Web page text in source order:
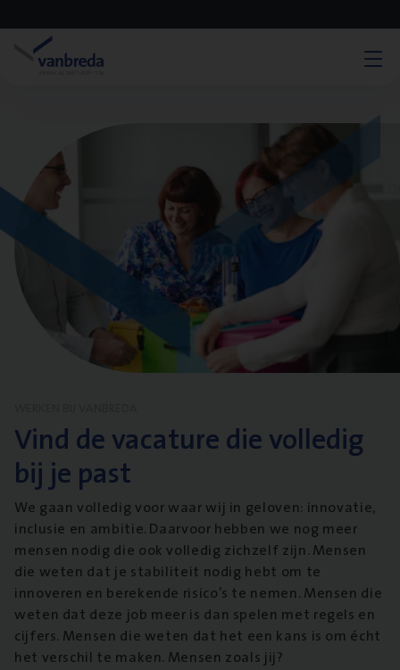
Vind de vacature die volledig
bij je past
We gaan volledig voor waar wij in geloven: innovatie,
inclusie en ambitie. Daarvoor hebben we nog meer
mensen nodig die ook volledig zichzelf zijn. Mensen
die weten dat je stabiliteit nodig hebt om te
innoveren en berekende risico’s te nemen. Mensen die
weten dat deze job meer is dan spelen met regels en
cijfers. Mensen die weten dat het een kans is om écht
het verschil te maken. Mensen zoals jij?